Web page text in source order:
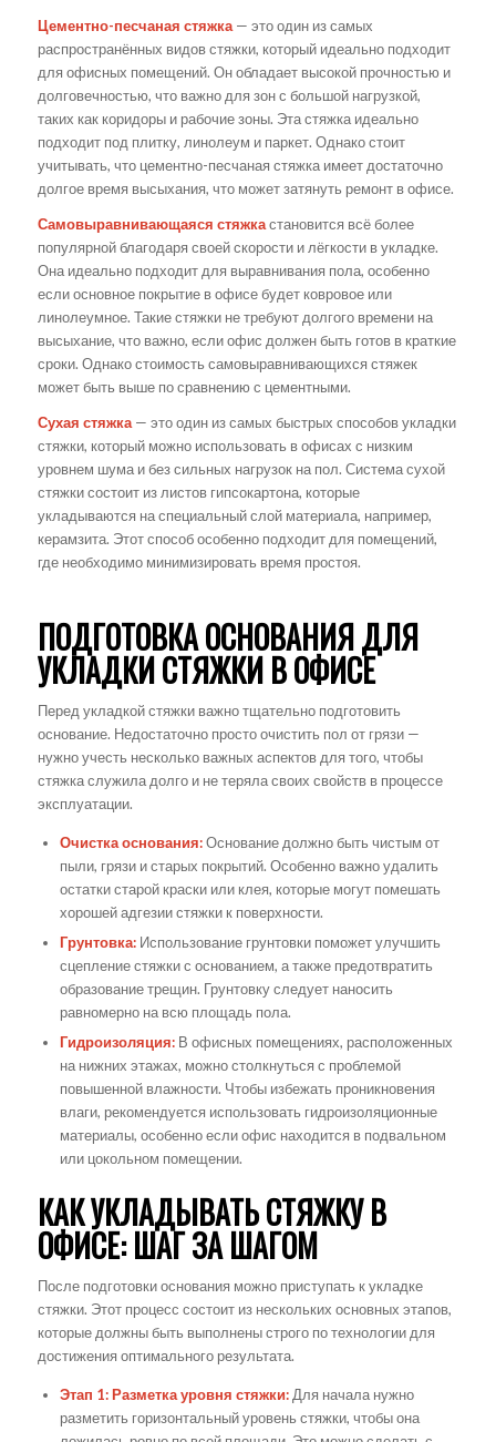
Цементно-песчаная стяжка— это один из самых
распространённых видов стяжки, который идеально подходит
для офисных помещений. Он обладает высокой прочностью и
долговечностью, что важно для зон с большой нагрузкой,
таких как коридоры и рабочие зоны. Эта стяжка идеально
подходит под плитку, линолеум и паркет. Однако стоит
учитывать, что цементно-песчаная стяжка имеет достаточно
долгое время высыхания, что может затянуть ремонт в офисе.
Самовыравнивающаяся стяжкастановится всё более
популярной благодаря своей скорости и лёгкости в укладке.
Она идеально подходит для выравнивания пола, особенно
если основное покрытие в офисе будет ковровое или
линолеумное. Такие стяжки не требуют долгого времени на
высыхание, что важно, если офис должен быть готов в краткие
сроки. Однако стоимость самовыравнивающихся стяжек
может быть выше по сравнению с цементными.
Сухая стяжка— это один из самых быстрых способов укладки
стяжки, который можно использовать в офисах с низким
уровнем шума и без сильных нагрузок на пол. Система сухой
стяжки состоит из листов гипсокартона, которые
укладываются на специальный слой материала, например,
керамзита. Этот способ особенно подходит для помещений,
где необходимо минимизировать время простоя.
ПОДГОТОВКА ОСНОВАНИЯ ДЛЯ
УКЛАДКИ СТЯЖКИ В ОФИСЕ
Перед укладкой стяжки важно тщательно подготовить
основание. Недостаточно просто очистить пол от грязи —
нужно учесть несколько важных аспектов для того, чтобы
стяжка служила долго и не теряла своих свойств в процессе
эксплуатации.
Очистка основания:Основание должно быть чистым от
пыли, грязи и старых покрытий. Особенно важно удалить
остатки старой краски или клея, которые могут помешать
хорошей адгезии стяжки к поверхности.
Грунтовка:Использование грунтовки поможет улучшить
сцепление стяжки с основанием, а также предотвратить
образование трещин. Грунтовку следует наносить
равномерно на всю площадь пола.
Гидроизоляция:В офисных помещениях, расположенных
на нижних этажах, можно столкнуться с проблемой
повышенной влажности. Чтобы избежать проникновения
влаги, рекомендуется использовать гидроизоляционные
материалы, особенно если офис находится в подвальном
или цокольном помещении.
КАК УКЛАДЫВАТЬ СТЯЖКУ В
ОФИСЕ: ШАГ ЗА ШАГОМ
После подготовки основания можно приступать к укладке
стяжки. Этот процесс состоит из нескольких основных этапов,
которые должны быть выполнены строго по технологии для
достижения оптимального результата.
Этап 1: Разметка уровня стяжки:Для начала нужно
разметить горизонтальный уровень стяжки, чтобы она